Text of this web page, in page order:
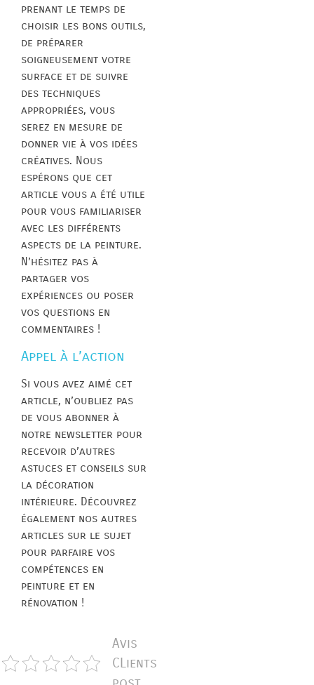
prenant le temps de
choisir les bons outils,
de préparer
soigneusement votre
surface et de suivre
des techniques
appropriées, vous
serez en mesure de
donner vie à vos idées
créatives. Nous
espérons que cet
article vous a été utile
pour vous familiariser
avec les différents
aspects de la peinture.
N’hésitez pas à
partager vos
expériences ou poser
vos questions en
commentaires !
Appel à l’action
Si vous avez aimé cet
article, n’oubliez pas
de vous abonner à
notre newsletter pour
recevoir d’autres
astuces et conseils sur
la décoration
intérieure. Découvrez
également nos autres
articles sur le sujet
pour parfaire vos
compétences en
peinture et en
rénovation !
Avis
CLients